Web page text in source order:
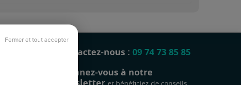
Fermer et tout accepter
Contactez-nous : 09 74 73 85 85
Abonnez-vous à notre